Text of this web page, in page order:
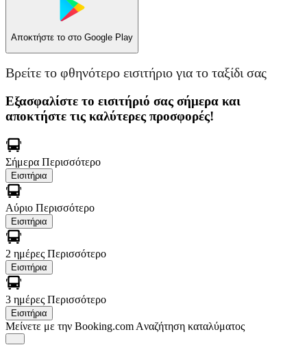
Αποκτήστε το στο Google Play
Βρείτε το φθηνότερο εισιτήριο για το ταξίδι σας
Εξασφαλίστε το εισιτήριό σας σήμερα και
αποκτήστε τις καλύτερες προσφορές!
Σήμερα Περισσότερο
Εισιτήρια
Αύριο Περισσότερο
Εισιτήρια
2 ημέρες Περισσότερο
Εισιτήρια
3 ημέρες Περισσότερο
Εισιτήρια
Μείνετε με την Booking.com Aναζήτηση καταλύματος